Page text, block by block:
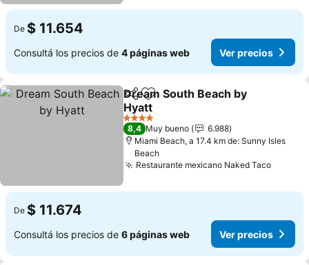
De $ 11.654
Consultá los precios de 4 páginas web Ver precios
CompartirAñadir a favoritos
Dream South Beach by
Hyatt
4 Estrellas
8,4 Muy bueno
6.988
Miami Beach, a 17.4 km de: Sunny Isles
Beach
Restaurante mexicano Naked Taco
De $ 11.674
Consultá los precios de 6 páginas web Ver precios